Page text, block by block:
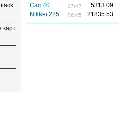
карт
Cac 40
07:47 5313.09
Nikkei 225
06:45 21835.53